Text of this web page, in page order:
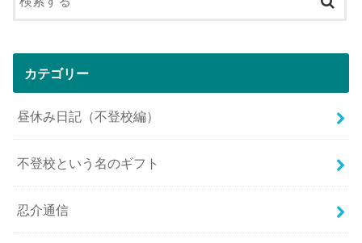
カテゴリー
昼休み日記（不登校編）
不登校という名のギフト
忍介通信